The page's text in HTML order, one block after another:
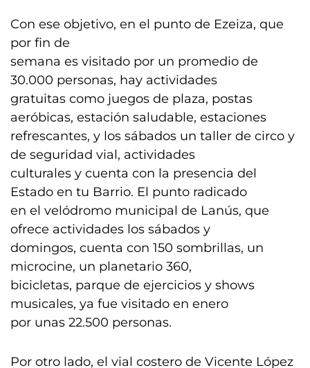
Con ese objetivo, en el punto de Ezeiza, que
por fin de
semana es visitado por un promedio de
30.000 personas, hay actividades
gratuitas como juegos de plaza, postas
aeróbicas, estación saludable, estaciones
refrescantes, y los sábados un taller de circo y
de seguridad vial, actividades
culturales y cuenta con la presencia del
Estado en tu Barrio. El punto radicado
en el velódromo municipal de Lanús, que
ofrece actividades los sábados y
domingos, cuenta con 150 sombrillas, un
microcine, un planetario 360,
bicicletas, parque de ejercicios y shows
musicales, ya fue visitado en enero
por unas 22.500 personas.
Por otro lado, el vial costero de Vicente López